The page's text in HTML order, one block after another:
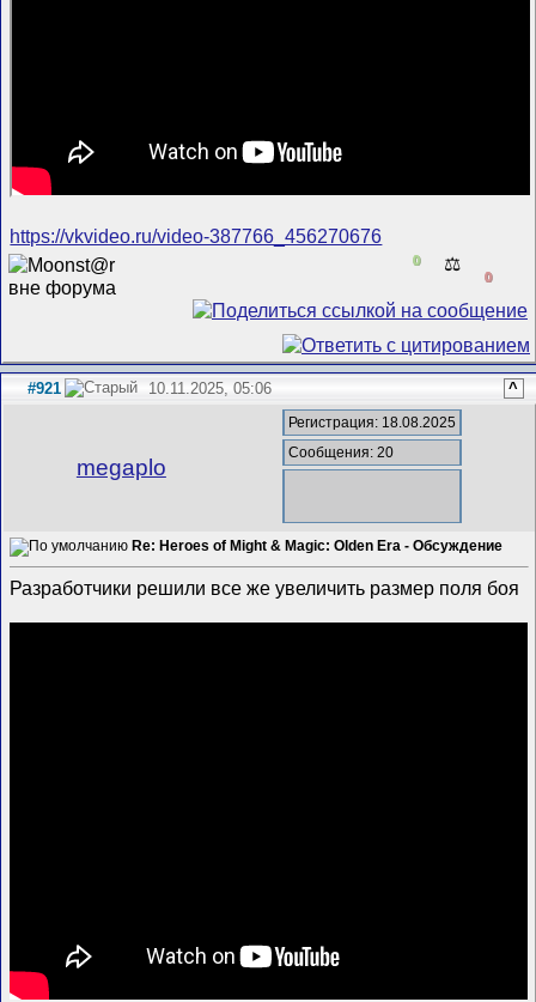
https://vkvideo.ru/video-387766_456270676
0 ⚖️
0
#921 10.11.2025, 05:06 ^
megaplo
Регистрация: 18.08.2025
Сообщения: 20
Re: Heroes of Might & Magic: Olden Era - Обсуждение
Разработчики решили все же увеличить размер поля боя